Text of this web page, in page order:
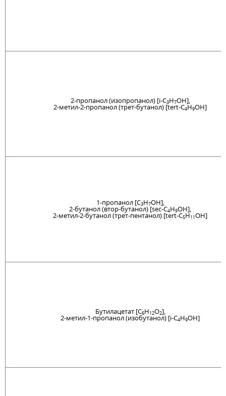
2-пропанол (изопропанол) [i-C3H7OH],
2-метил-2-пропанол (трет-бутанол) [tert-C4H9OH]
1-пропанол [C3H7OH],
2-бутанол (втор-бутанол) [sec-C4H9OH],
2-метил-2-бутанол (трет-пентанол) [tert-C5H11OH]
Бутилацетат [C6H12O2],
2-метил-1-пропанол (изобутанол) [i-C4H9OH]